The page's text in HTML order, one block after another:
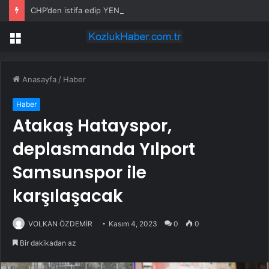
Menü
Anasayfa / Haber
Haber
Atakaş Hatayspor,
deplasmanda Yılport
Samsunspor ile
karşılaşacak
VOLKAN ÖZDEMİR Kasım 4, 2023 0 0
Bir dakikadan az